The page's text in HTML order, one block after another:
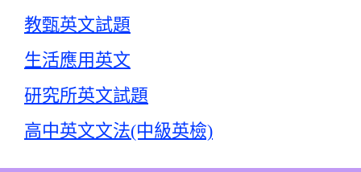
教甄英文試題
生活應用英文
研究所英文試題
高中英文文法(中級英檢)